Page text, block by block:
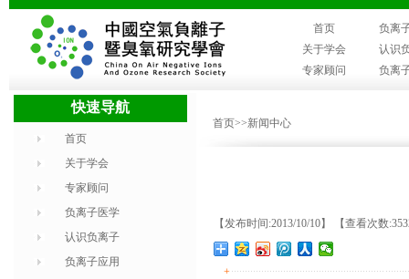
首页
负离
关于学会
认识
专家顾问
负离
快速导航
首页
关于学会
专家顾问
负离子医学
认识负离子
负离子应用
首页>>新闻中心
【发布时间:2013/10/10】 【查看次数
+